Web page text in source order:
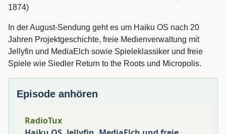
1874)
In der August-Sendung geht es um Haiku OS nach 20
Jahren Projektgeschichte, freie Medienverwaltung mit
Jellyfin und MediaElch sowie Spieleklassiker und freie
Spiele wie Siedler Return to the Roots und Micropolis.
Episode anhören